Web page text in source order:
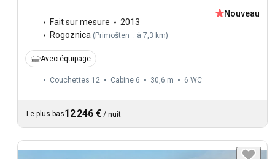
Fait sur mesure
2013
Rogoznica ( Primošten : à 7,3 km)
Nouveau
Avec équipage
Couchettes 12 Cabine 6 30,6 m 6 WC
Le plus bas12 246 € / nuit